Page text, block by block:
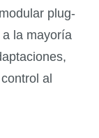
plug-
la mayoría
al